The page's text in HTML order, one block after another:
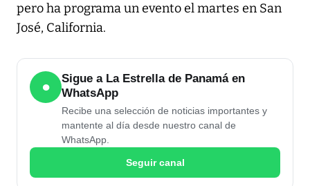
pero ha programa un evento el martes en San
José, California.
●
Sigue a La Estrella de Panamá en
WhatsApp
Recibe una selección de noticias importantes y
mantente al día desde nuestro canal de
WhatsApp.
Seguir canal